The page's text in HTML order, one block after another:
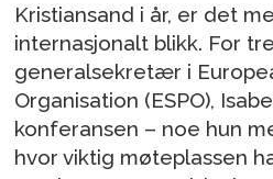
Kristiansand i år, er det
internasjonalt blikk. For
generalsekretær i
Organisation (ESPO),
konferansen – noe hun
hvor viktig møteplassen